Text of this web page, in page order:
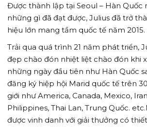
Được thành lập tại Seoul – Hàn Quốc
những gì đã đạt được, Julius đã trở
hiệu lớn mang tầm quốc tế năm 2015.
Trải qua quá trình 21 năm phát triển,
đẹp chào đón nhiệt liệt chào đón khi
những ngày đầu tiên như Hàn Quốc
đăng ký hiệp hội Marid quốc tế trên
giới như America, Canada, Mexico,
Philippines, Thai Lan, Trung Quốc.
được vinh danh với giải thưởng có